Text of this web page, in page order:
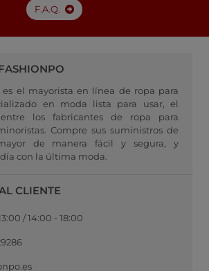
F.A.Q.
es el mayorista en línea de ropa para
en moda lista para usar, el
los fabricantes de ropa para
Compre sus suministros de
de manera fácil y segura, y
con la última moda.
CLIENTE
/ 14:00 - 18:00